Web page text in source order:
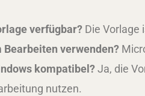
verfügbar? Die Vorlage
verwenden?
kompatibel?Ja, die
nutzen.